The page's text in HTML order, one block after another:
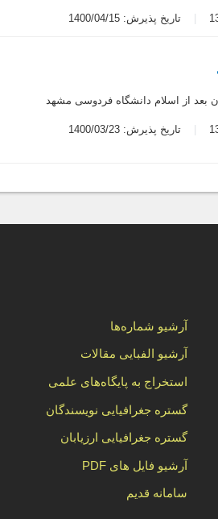
تاریخ پذیرش: 1400/04/15
بعد از اسلام دانشگاه فردوسی مشهد
تاریخ پذیرش: 1400/03/23
آرشیو شماره‌ها
آرشیو الفبایی مقالات
استخراج به پایگاه‌های علمی
گستره جغرافیایی نویسندگان
گستره جغرافیایی ارزیابان
آرشیو فایل های PDF
سامانه قدیم